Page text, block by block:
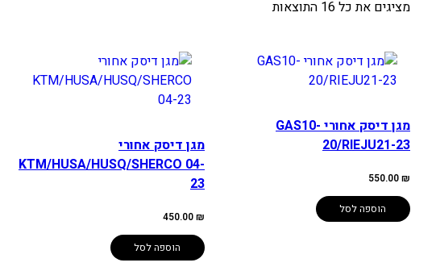
מציגים את כל ⁦16⁩ התוצאות
מגן דיסק אחורי GAS10-
20/RIEJU21-23
550.00₪
הוספה לסל
מגן דיסק אחורי
KTM/HUSA/HUSQ/SHERCO 04-
23
450.00₪
הוספה לסל